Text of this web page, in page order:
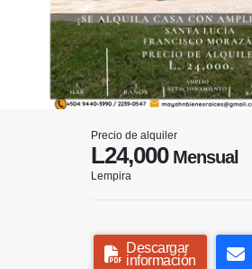
Precio de alquiler
L24,000Mensual
Lempira
Descargar
información